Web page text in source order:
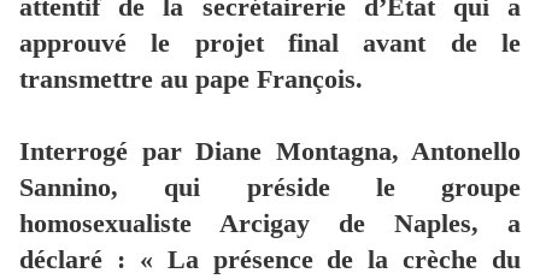
attentif de la secrétairerie d’Etat qui a
approuvé le projet final avant de le
transmettre au pape François.
Interrogé par Diane Montagna, Antonello
Sannino, qui préside le groupe
homosexualiste Arcigay de Naples, a
déclaré : « La présence de la crèche du